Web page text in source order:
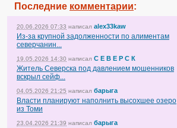
Последние комментарии:
20.06.2026 07:33 написал alex33kaw
Из-за крупной задолженности по алиментам
северчанин...
19.05.2026 14:30 написал С Е В Е Р С К
Житель Северска под давлением мошенников
вскрыл сейф...
04.05.2026 21:25 написал барыга
Власти планируют наполнить высохшее озеро
из Томи
23.04.2026 21:39 написал барыга